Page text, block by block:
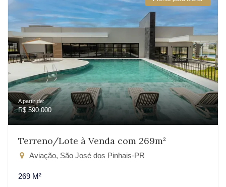
A partir de:
R$ 590.000
Terreno/Lote à Venda com 269m²
Aviação, São José dos Pinhais-PR
269 M²